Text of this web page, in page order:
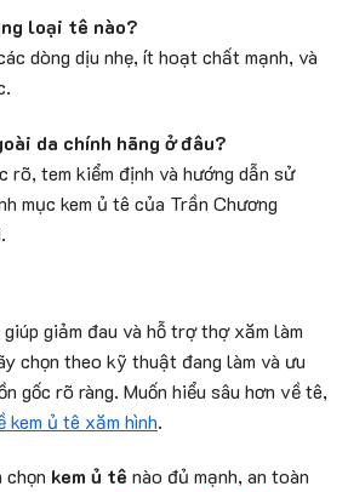
loại tê nào?
dòng dịu nhẹ, ít hoạt chất mạnh, và
da chính hãng ở đâu?
rõ, tem kiểm định và hướng dẫn sử
mục kem ủ tê của Trần Chương
giảm đau và hỗ trợ thợ xăm làm
chọn theo kỹ thuật đang làm và ưu
gốc rõ ràng. Muốn hiểu sâu hơn về tê,
ủ tê xăm hình.
chọn kem ủ tê nào đủ mạnh, an toàn